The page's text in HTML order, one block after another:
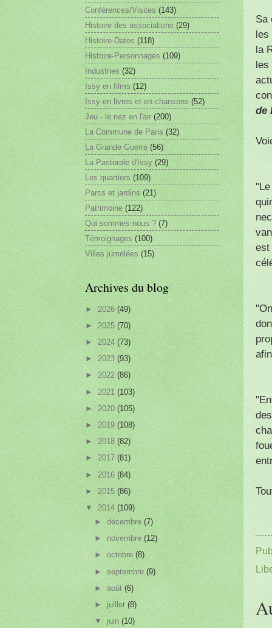
Sa
les
la
les
de
est
Conférences/Visites (143)
Histoire des associations (29)
Histoire-Dates (118)
Histoire-Personnages (109)
Industries (32)
Issy en films (12)
Issy en livres et en chansons (52)
Jeu - le nez en l'air (200)
La Commune de Paris (32)
La Grande Guerre (56)
La Pastorale d'Issy (29)
Les quartiers (109)
Parcs et jardins (21)
Patrimoine (122)
Qui sommes-nous ? (7)
Témoignages (100)
Villes jumelées (15)
Archives du blog
► 2026 (49)
► 2025 (70)
► 2024 (73)
► 2023 (93)
► 2022 (86)
► 2021 (103)
► 2020 (105)
► 2019 (108)
► 2018 (82)
► 2017 (81)
► 2016 (84)
► 2015 (86)
▼ 2014 (109)
►décembre(7)
► novembre(12)
►octobre(8)
►septembre(9)
►août(6)
► juillet(8)
▼ juin(10)